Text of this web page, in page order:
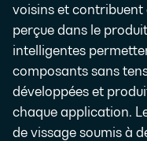
voisins et
perçue dans le
intelligentes
composants sans
développées et
chaque application.
de vissage soumis à